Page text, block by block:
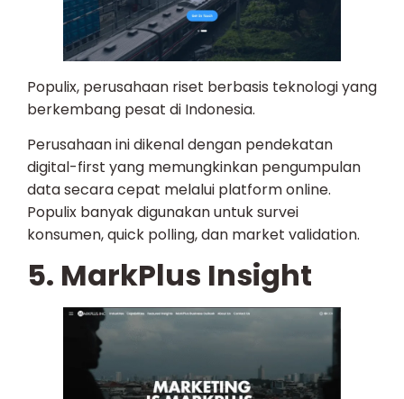
Populix, perusahaan riset berbasis teknologi yang
berkembang pesat di Indonesia.
Perusahaan ini dikenal dengan pendekatan
digital-first yang memungkinkan pengumpulan
data secara cepat melalui platform online.
Populix banyak digunakan untuk survei
konsumen, quick polling, dan market validation.
5. MarkPlus Insight